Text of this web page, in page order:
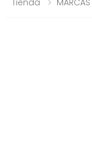
Tienda MARCAS